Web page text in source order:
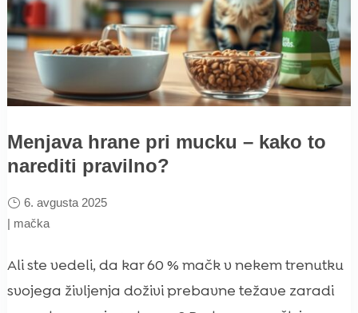
Menjava hrane pri mucku – kako to
narediti pravilno?
6. avgusta 2025
| mačka
Ali ste vedeli, da kar 60 % mačk v nekem trenutku
svojega življenja doživi prebavne težave zaradi